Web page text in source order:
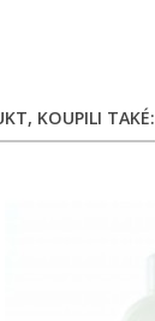
KOUPILI TAKÉ: